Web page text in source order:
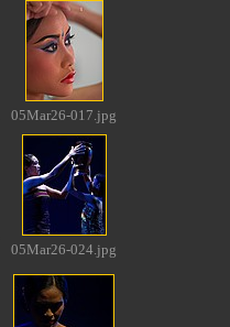
05Mar26-017.jpg
05Mar26-024.jpg